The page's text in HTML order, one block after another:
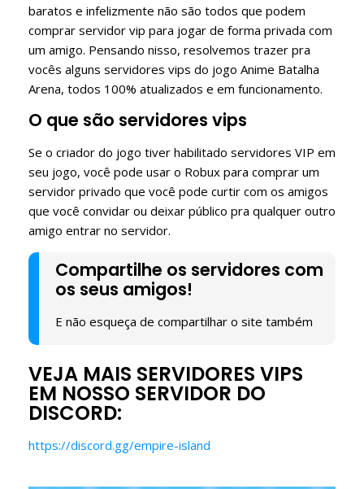
baratos e infelizmente não são todos que podem
comprar servidor vip para jogar de forma privada com
um amigo. Pensando nisso, resolvemos trazer pra
vocês alguns servidores vips do jogo Anime Batalha
Arena, todos 100% atualizados e em funcionamento.
O que são servidores vips
Se o criador do jogo tiver habilitado servidores VIP em
seu jogo, você pode usar o Robux para comprar um
servidor privado que você pode curtir com os amigos
que você convidar ou deixar público pra qualquer outro
amigo entrar no servidor.
Compartilhe os servidores com
os seus amigos!
E não esqueça de compartilhar o site também
VEJA MAIS SERVIDORES VIPS
EM NOSSO SERVIDOR DO
DISCORD:
https://discord.gg/empire-island